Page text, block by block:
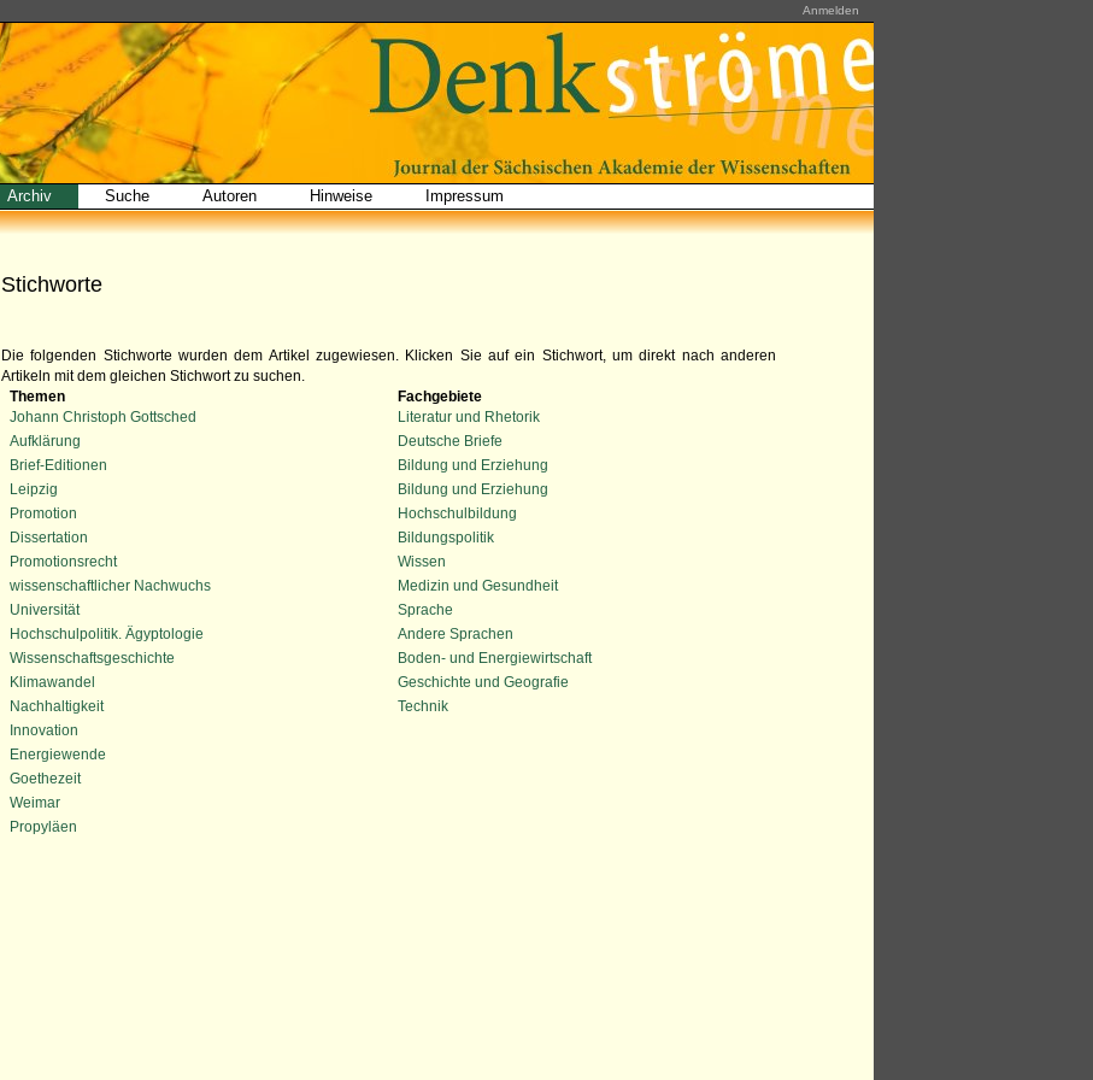
Anmelden
Archiv Suche Autoren Hinweise Impressum
Stichworte
Die folgenden Stichworte wurden dem Artikel zugewiesen. Klicken Sie auf ein Stichwort, um direkt nach anderen
Artikeln mit dem gleichen Stichwort zu suchen.
Themen
Johann Christoph Gottsched
Aufklärung
Brief-Editionen
Leipzig
Promotion
Dissertation
Promotionsrecht
wissenschaftlicher Nachwuchs
Universität
Hochschulpolitik. Ägyptologie
Wissenschaftsgeschichte
Klimawandel
Nachhaltigkeit
Innovation
Energiewende
Goethezeit
Weimar
Propyläen
Fachgebiete
Literatur und Rhetorik
Deutsche Briefe
Bildung und Erziehung
Bildung und Erziehung
Hochschulbildung
Bildungspolitik
Wissen
Medizin und Gesundheit
Sprache
Andere Sprachen
Boden- und Energiewirtschaft
Geschichte und Geografie
Technik